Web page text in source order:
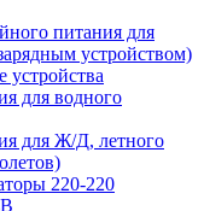
питания для
устройством)
устройства
для водного
для Ж/Д, летного
220-220